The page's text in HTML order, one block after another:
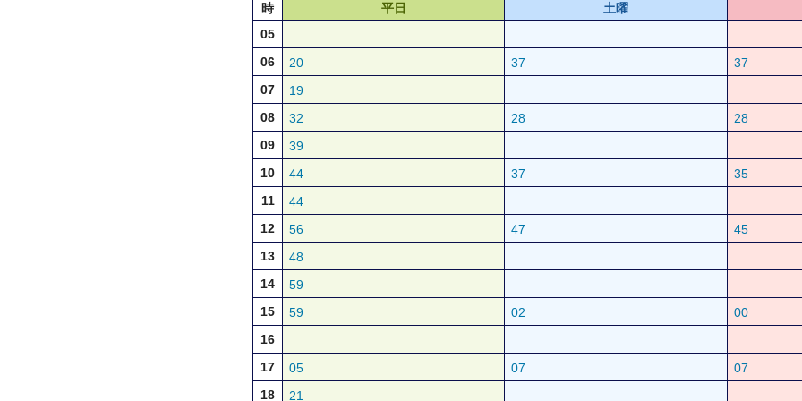
時 平日 土曜
05
06
20 37
37
07
19
08
32 28
28
09
39
10
44 37
35
11
44
12
56 47
45
13
48
14
59
15
59 02
00
16
17
05 07
07
18
21